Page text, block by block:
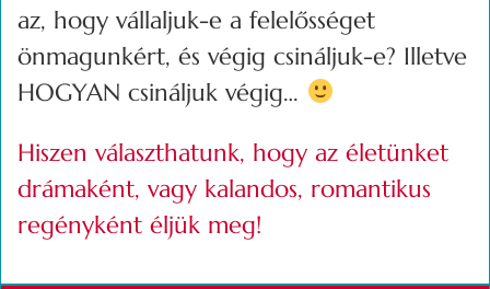
az, hogy vállaljuk-e a felelősséget
önmagunkért, és végig csináljuk-e? Illetve
HOGYAN csináljuk végig…
Hiszen választhatunk, hogy az életünket
drámaként, vagy kalandos, romantikus
regényként éljük meg!